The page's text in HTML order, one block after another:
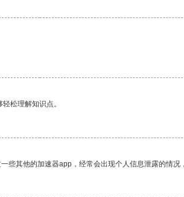
松理解知识点。
其他的加速器app，经常会出现个人信息泄露的情况